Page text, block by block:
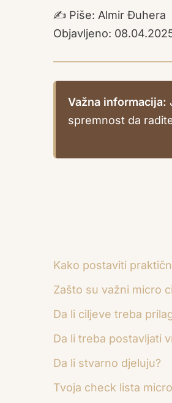
✍️ Piše: Almir Đuhera
Objavljeno:
Važna informacija:
spremnost da
Kako postaviti
Zašto su važni micro
Da li ciljeve treba
Da li treba postavljati
Da li stvarno djeluju?
Tvoja check lista